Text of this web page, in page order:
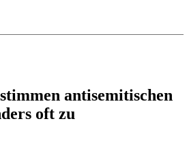
antisemitischen
oft zu